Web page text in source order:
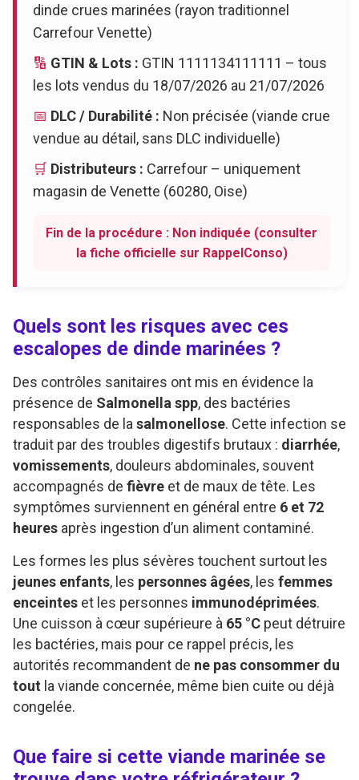
dinde crues marinées (rayon traditionnel
Carrefour Venette)
🔢 GTIN & Lots : GTIN 1111134111111 – tous
les lots vendus du 18/07/2026 au 21/07/2026
📅 DLC / Durabilité : Non précisée (viande crue
vendue au détail, sans DLC individuelle)
🛒 Distributeurs : Carrefour – uniquement
magasin de Venette (60280, Oise)
Fin de la procédure : Non indiquée (consulter
la fiche officielle sur RappelConso)
Quels sont les risques avec ces
escalopes de dinde marinées ?
Des contrôles sanitaires ont mis en évidence la
présence de Salmonella spp, des bactéries
responsables de la salmonellose. Cette infection se
traduit par des troubles digestifs brutaux : diarrhée,
vomissements, douleurs abdominales, souvent
accompagnés de fièvre et de maux de tête. Les
symptômes surviennent en général entre 6 et 72
heures après ingestion d’un aliment contaminé.
Les formes les plus sévères touchent surtout les
jeunes enfants, les personnes âgées, les femmes
enceintes et les personnes immunodéprimées.
Une cuisson à cœur supérieure à 65 °C peut détruire
les bactéries, mais pour ce rappel précis, les
autorités recommandent de ne pas consommer du
tout la viande concernée, même bien cuite ou déjà
congelée.
Que faire si cette viande marinée se